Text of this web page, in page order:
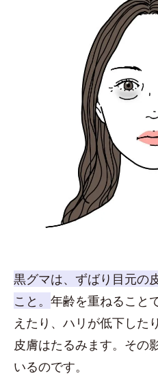
黒グマは、ずばり目元の
こと。 年齢を重ねること
えたり、ハリが低下した
皮膚はたるみます。その
いるのです。